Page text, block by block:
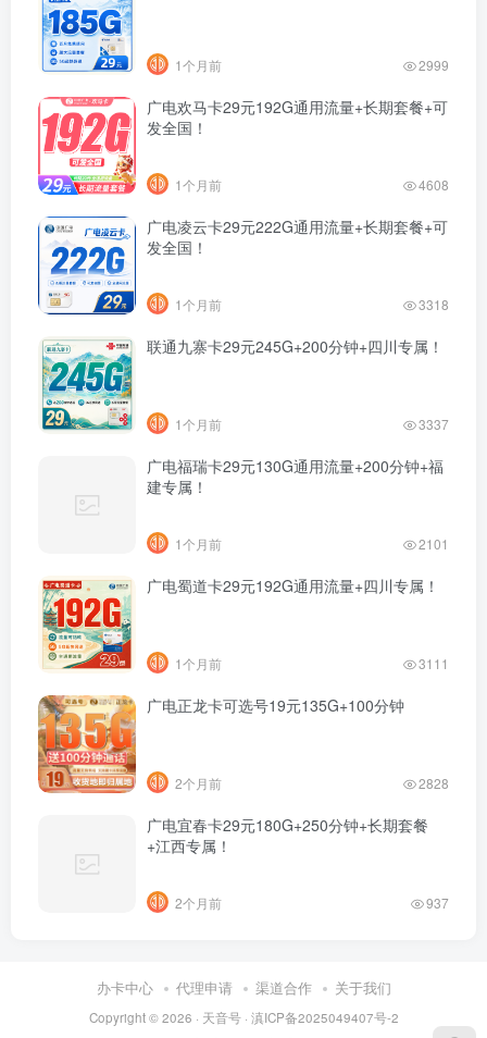
1个月前 2999
广电欢马卡29元192G通用流量+长期套餐+可
发全国！
1个月前 4608
广电凌云卡29元222G通用流量+长期套餐+可
发全国！
1个月前 3318
联通九寨卡29元245G+200分钟+四川专属！
1个月前 3337
广电福瑞卡29元130G通用流量+200分钟+福
建专属！
1个月前 2101
广电蜀道卡29元192G通用流量+四川专属！
1个月前 3111
广电正龙卡可选号19元135G+100分钟
2个月前 2828
广电宜春卡29元180G+250分钟+长期套餐
+江西专属！
2个月前 937
办卡中心 代理申请 渠道合作 关于我们
Copyright © 2026 · 天音号· 滇ICP备2025049407号-2